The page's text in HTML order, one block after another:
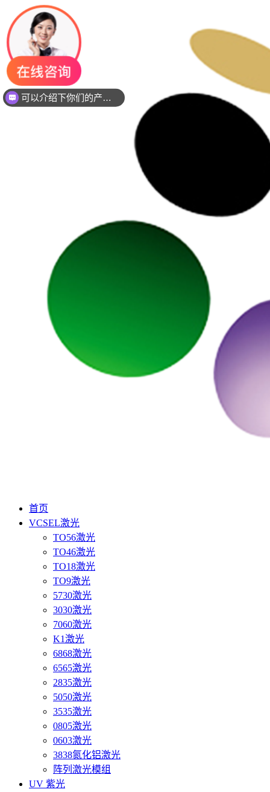
首页
VCSEL激光
TO56激光
TO46激光
TO18激光
TO9激光
5730激光
3030激光
7060激光
K1激光
6868激光
6565激光
2835激光
5050激光
3535激光
0805激光
0603激光
3838氮化铝激光
阵列激光模组
UV 紫光
你们是是需要贴片还是插件灯珠呢？